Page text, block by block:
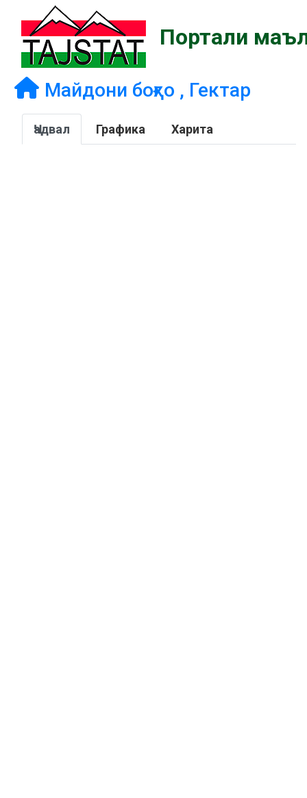
Портали
Майдони боғҳо , Гектар
Ҷадвал Графика Харита